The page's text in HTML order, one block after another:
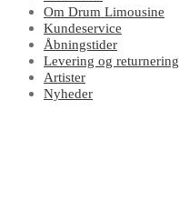
Om Drum Limousine
Kundeservice
Åbningstider
Levering og returnering
Artister
Nyheder